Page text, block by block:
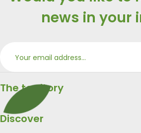
news in your
The territory
Discover